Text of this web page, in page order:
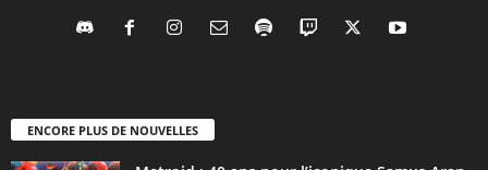
ENCORE PLUS DE NOUVELLES